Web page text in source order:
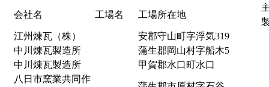
会社名 工場名 工場所在地
江州煉瓦（株）
安郡守山町字浮気319
中川煉瓦製造所
蒲生郡岡山村字船木5
中川煉瓦製造所
甲賀郡水口町水口
八日市窯業共同作